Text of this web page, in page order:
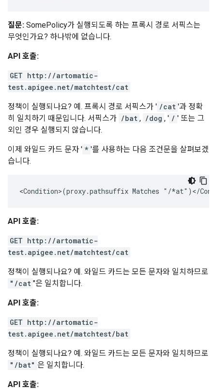
질문: SomePolicy가 실행되도록 하는 프록시 경로 서픽스는
무엇인가요? 하나밖에 없습니다.
API 호출:
GET http://artomatic-
test.apigee.net/matchtest/cat
정책이 실행되나요? 예. 프록시 경로 서픽스가 ' /cat '과 정확
히 일치하기 때문입니다. 서픽스가 /bat , /dog , ' / ' 또는 그
외인 경우 실행되지 않습니다.
이제 와일드 카드 문자 ' * '를 사용하는 다음 조건문을 살펴보겠
습니다.
<Condition>(proxy.pathsuffix Matches "/*at")</
API 호출:
GET http://artomatic-
test.apigee.net/matchtest/cat
정책이 실행되나요? 예. 와일드 카드는 모든 문자와 일치하므로
"/cat "은 일치합니다.
API 호출:
GET http://artomatic-
test.apigee.net/matchtest/bat
정책이 실행되나요? 예. 와일드 카드는 모든 문자와 일치하므로
"/bat" 은 일치합니다.
API 호출: